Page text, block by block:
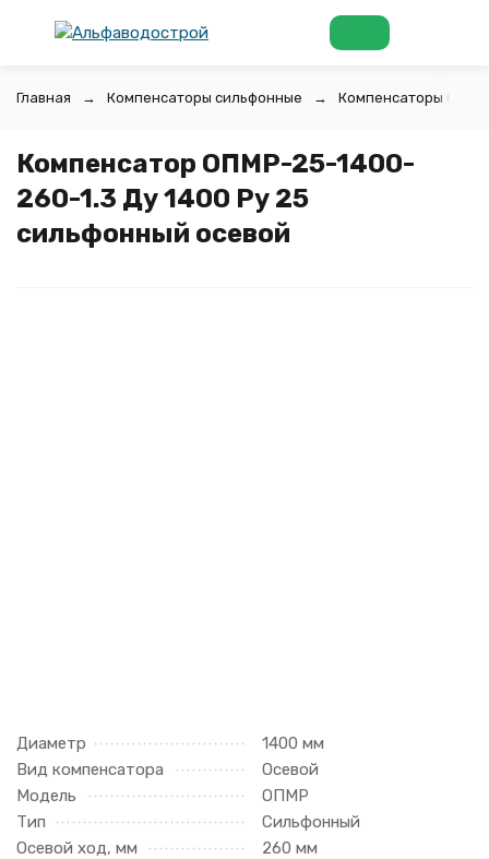
Главная Компенсаторы сильфонные Компенсаторы ОПМР
Компенсатор ОПМР-25-1400-
260-1.3 Ду 1400 Ру 25
сильфонный осевой
Диаметр
1400 мм
Вид компенсатора
Осевой
Модель
ОПМР
Тип
Сильфонный
Осевой ход, мм
260 мм